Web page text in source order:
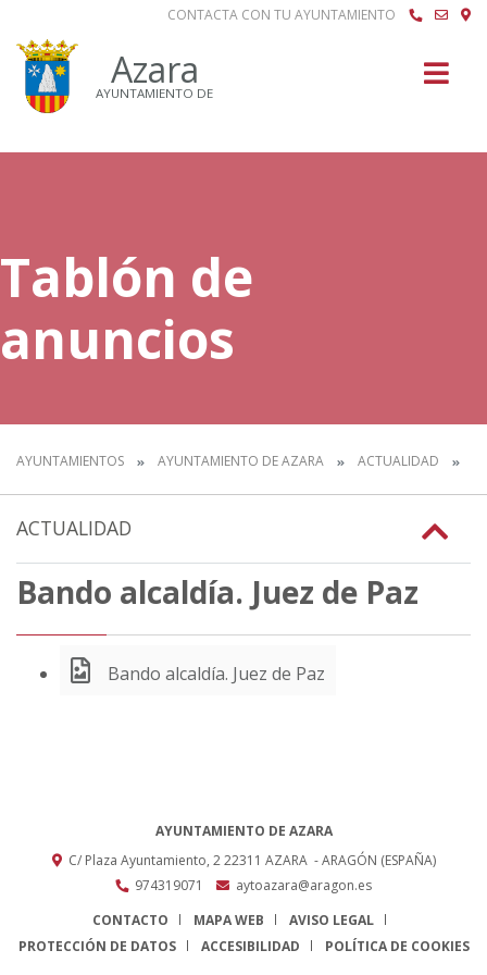
CONTACTA CON TU AYUNTAMIENTO
Azara
AYUNTAMIENTO DE
Tablón de
anuncios
AYUNTAMIENTOS AYUNTAMIENTO DE AZARA ACTUALIDAD
ACTUALIDAD
Bando alcaldía. Juez de Paz
Bando alcaldía. Juez de Paz
AYUNTAMIENTO DE AZARA
C/ Plaza Ayuntamiento, 222311 AZARA - ARAGÓN (ESPAÑA)
974319071
aytoazara@aragon.es
CONTACTO
MAPA WEB
AVISO LEGAL
PROTECCIÓN DE DATOS
ACCESIBILIDAD POLÍTICA DE COOKIES